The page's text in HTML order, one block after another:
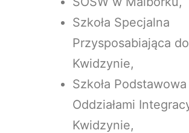
Szkoła Specjalna
Przysposabiająca
Kwidzynie,
Szkoła
Oddziałami
Kwidzynie,